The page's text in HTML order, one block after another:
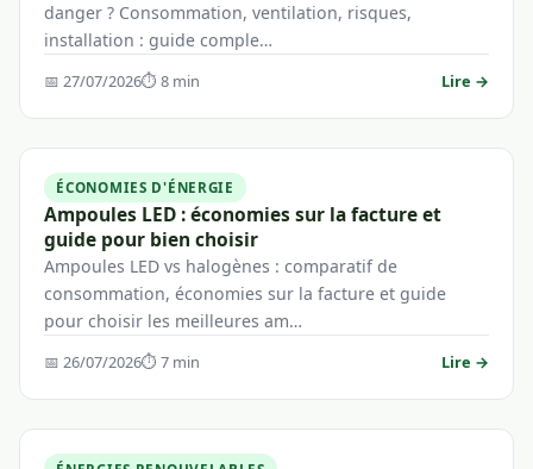
danger ? Consommation, ventilation, risques,
installation : guide comple…
📅 27/07/2026⏱ 8 min Lire →
ÉCONOMIES D'ÉNERGIE
Ampoules LED : économies sur la facture et
guide pour bien choisir
Ampoules LED vs halogènes : comparatif de
consommation, économies sur la facture et guide
pour choisir les meilleures am…
📅 26/07/2026⏱ 7 min Lire →